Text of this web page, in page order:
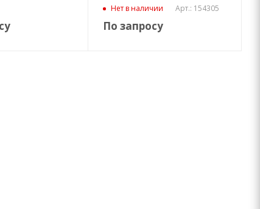
Нет в наличии Арт.: 154305
По запросу